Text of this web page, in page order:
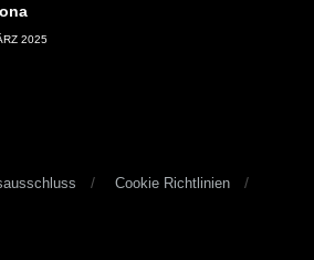
2025
Cookie Richtlinien